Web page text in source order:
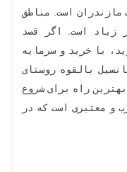
مازندران است. مناطق
زیاد است. اگر قصد
با خرید و سرمایه
بالقوه روستای
راه برای شروع
و معتبری است که در